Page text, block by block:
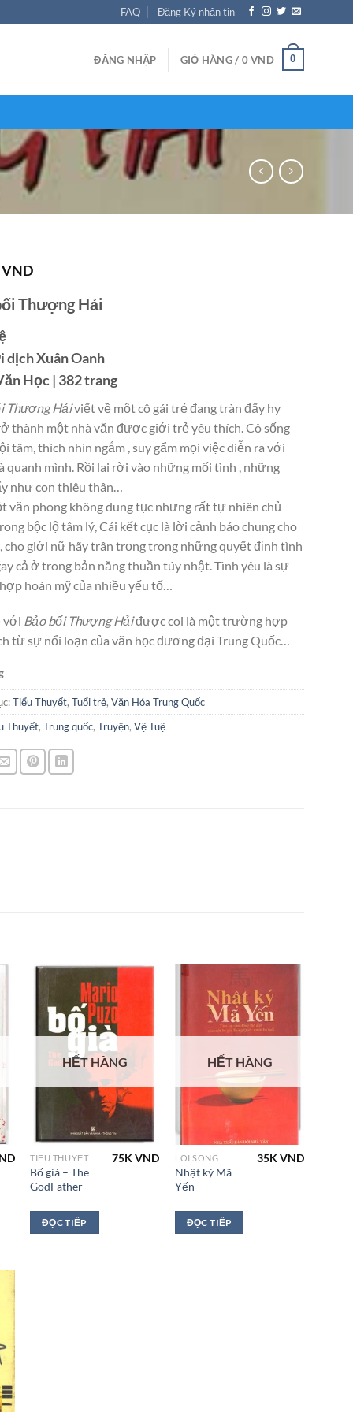
FAQ Đăng Ký nhận tin
ĐĂNG NHẬP GIỎ HÀNG / 0VND 0
VND
Thượng Hải
Xuân Oanh
Học | 382 trang
Thượng Hảiviết về một cô gái trẻ đang tràn đấy hy
thành một nhà văn được giới trẻ yêu thích. Cô sống
tâm, thích nhìn ngắm , suy gẩm mọi việc diễn ra với
quanh mình. Rồi lai rời vào những mối tình , những
như con thiêu thân…
văn phong không dung tục nhưng rất tự nhiên chủ
bộc lộ tâm lý, Cái kết cục là lời cảnh báo chung cho
cho giới nữ hãy trân trọng trong những quyết định tình
cả ở trong bản năng thuần túy nhật. Tình yêu là sự
hoàn mỹ của nhiều yếu tố…
với Bảo bối Thượng Hảiđược coi là một trường hợp
từ sự nổi loạn của văn học đương đại Trung Quốc…
Tiểu Thuyết, Tuổi trẻ, Văn Hóa Trung Quốc
Thuyết, Trung quốc, Truyện, Vệ Tuệ
HẾT HÀNG
TIỂU THUYẾT
Bố già – The
GodFather
75KVND
ĐỌC TIẾP
HẾT HÀNG
LỐI SỐNG
Nhật ký Mã
Yến
35KVND
ĐỌC TIẾP